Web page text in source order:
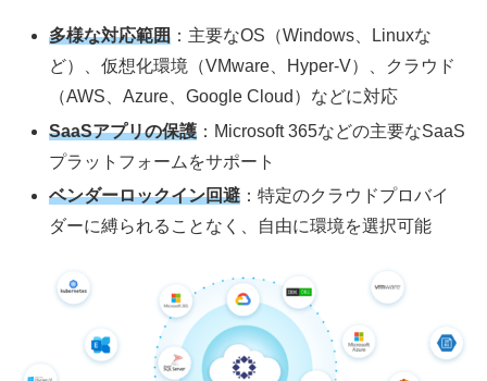
多様な対応範囲 ：主要なOS（Windows、Linuxな
ど）、仮想化環境（VMware、Hyper-V）、クラウド
（AWS、Azure、Google Cloud）などに対応
SaaSアプリの保護 ：Microsoft 365などの主要なSaaS
プラットフォームをサポート
ベンダーロックイン回避 ：特定のクラウドプロバイ
ダーに縛られることなく、自由に環境を選択可能